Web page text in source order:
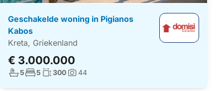
Geschakelde woning in Pigianos
Kabos
Kreta, Griekenland
€ 3.000.000
Aantal badkamers:
5Aantal slaapkamers:
5 Woonoppervlakte:
300Foto's:
44